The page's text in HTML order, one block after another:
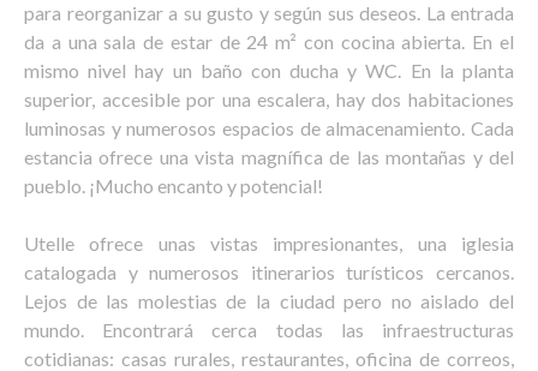
para reorganizar a su gusto y según sus deseos. La entrada
da a una sala de estar de 24 m² con cocina abierta. En el
mismo nivel hay un baño con ducha y WC. En la planta
superior, accesible por una escalera, hay dos habitaciones
luminosas y numerosos espacios de almacenamiento. Cada
estancia ofrece una vista magnífica de las montañas y del
pueblo. ¡Mucho encanto y potencial!
Utelle ofrece unas vistas impresionantes, una iglesia
catalogada y numerosos itinerarios turísticos cercanos.
Lejos de las molestias de la ciudad pero no aislado del
mundo. Encontrará cerca todas las infraestructuras
cotidianas: casas rurales, restaurantes, oficina de correos,